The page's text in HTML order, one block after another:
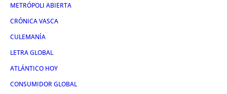
METRÓPOLI ABIERTA
CRÓNICA VASCA
CULEMANÍA
LETRA GLOBAL
ATLÁNTICO HOY
CONSUMIDOR GLOBAL